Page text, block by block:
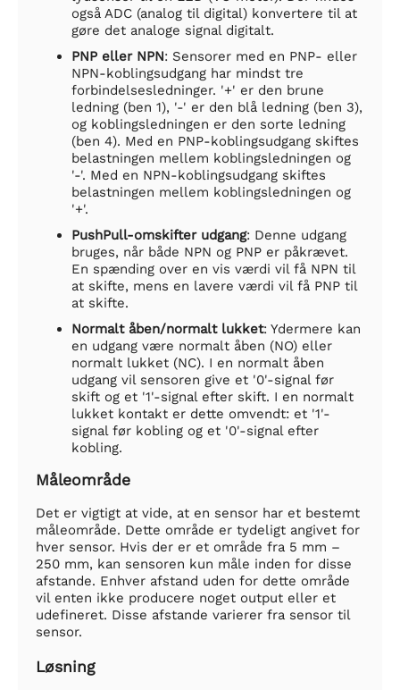
også ADC (analog til digital) konvertere til at
gøre det analoge signal digitalt.
PNP eller NPN: Sensorer med en PNP- eller
NPN-koblingsudgang har mindst tre
forbindelsesledninger. '+' er den brune
ledning (ben 1), '-' er den blå ledning (ben 3),
og koblingsledningen er den sorte ledning
(ben 4). Med en PNP-koblingsudgang skiftes
belastningen mellem koblingsledningen og
'-'. Med en NPN-koblingsudgang skiftes
belastningen mellem koblingsledningen og
'+'.
PushPull-omskifter udgang: Denne udgang
bruges, når både NPN og PNP er påkrævet.
En spænding over en vis værdi vil få NPN til
at skifte, mens en lavere værdi vil få PNP til
at skifte.
Normalt åben/normalt lukket: Ydermere kan
en udgang være normalt åben (NO) eller
normalt lukket (NC). I en normalt åben
udgang vil sensoren give et '0'-signal før
skift og et '1'-signal efter skift. I en normalt
lukket kontakt er dette omvendt: et '1'-
signal før kobling og et '0'-signal efter
kobling.
Måleområde
Det er vigtigt at vide, at en sensor har et bestemt
måleområde. Dette område er tydeligt angivet for
hver sensor. Hvis der er et område fra 5 mm –
250 mm, kan sensoren kun måle inden for disse
afstande. Enhver afstand uden for dette område
vil enten ikke producere noget output eller et
udefineret. Disse afstande varierer fra sensor til
sensor.
Løsning